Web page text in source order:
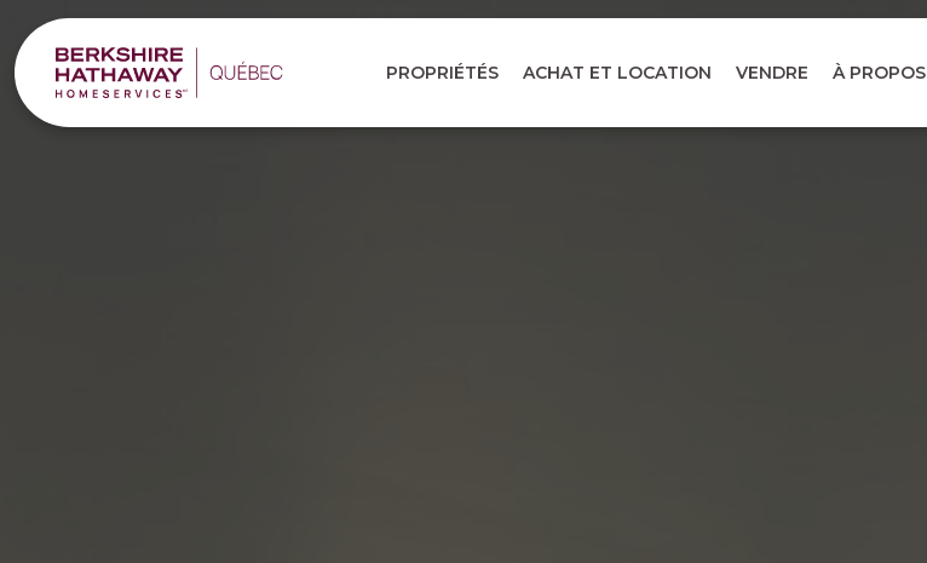
PROPRIÉTÉS ACHAT ET LOCATION VENDRE À PROPOS